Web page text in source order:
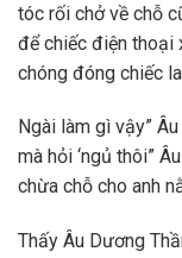
tóc rối chở về chỗ
để chiếc điện thoại
chóng đóng chiếc
Ngài làm gì vậy”
mà hỏi ‘ngủ thôi”
chừa chỗ cho anh
Thấy Âu Dương